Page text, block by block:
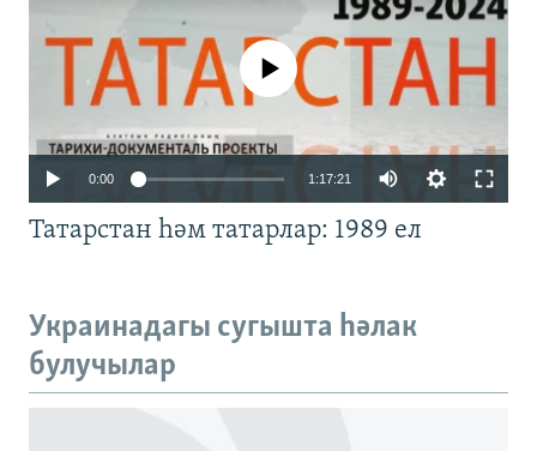
No media source currently available
0:00 1:17:21
Татарстан һәм татарлар: 1989 ел
Украинадагы сугышта һәлак
булучылар